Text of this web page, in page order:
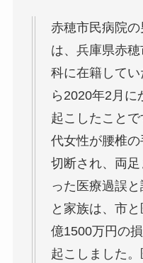
赤穂市民病院
は、兵庫県赤
科に在籍して
ら2020年2月に
起こしたこと
代女性が腰椎
切断され、両
った医療過誤
と家族は、市
億1500万円の
起こしました